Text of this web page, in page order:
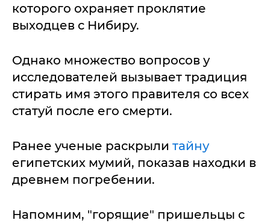
которого охраняет проклятие
выходцев с Нибиру.
Однако множество вопросов у
исследователей вызывает традиция
стирать имя этого правителя со всех
статуй после его смерти.
Ранее ученые раскрыли тайну
египетских мумий, показав находки в
древнем погребении.
Напомним, "горящие" пришельцы с